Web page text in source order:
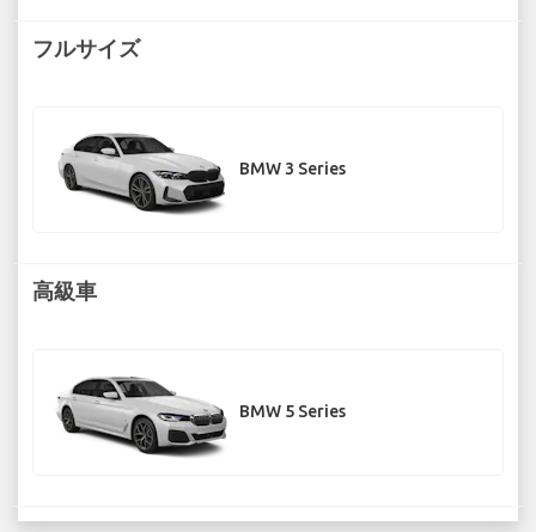
フルサイズ
BMW 3 Series
高級車
BMW 5 Series